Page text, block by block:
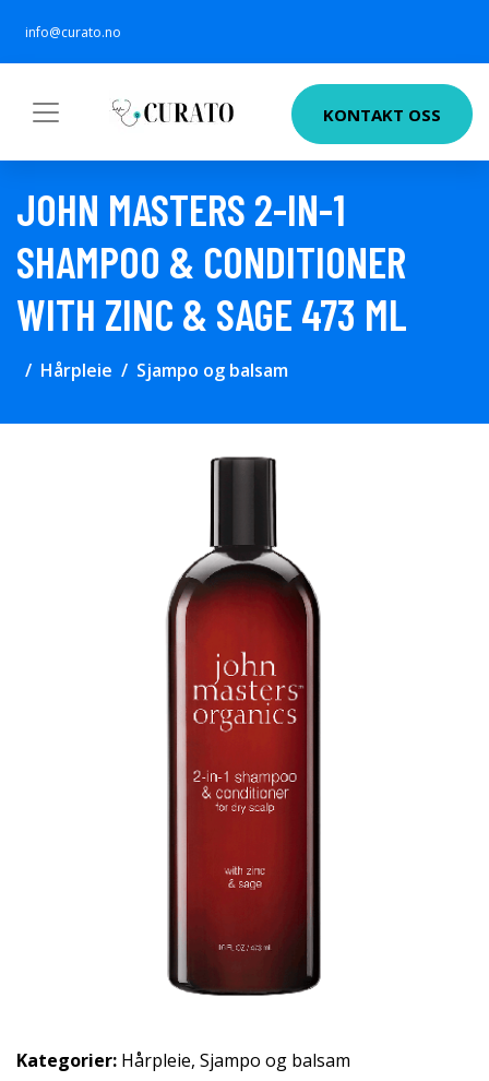
info@curato.no
KONTAKT OSS
JOHN MASTERS 2-IN-1
SHAMPOO & CONDITIONER
WITH ZINC & SAGE 473 ML
Hårpleie Sjampo og balsam
Kategorier: Hårpleie, Sjampo og balsam